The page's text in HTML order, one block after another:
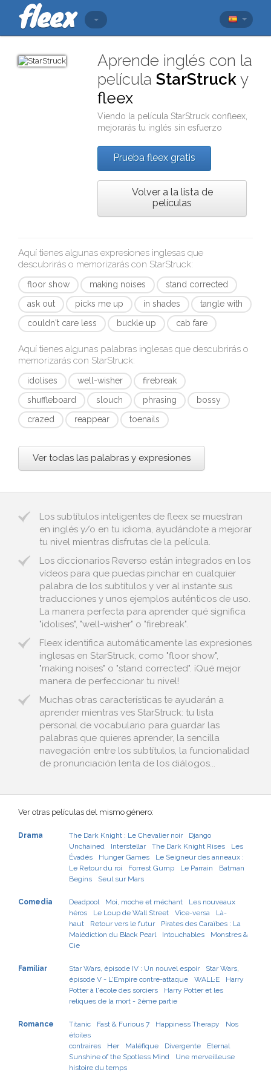
Aprende inglés con la
películaStarStruck y
fleex
Viendo la película StarStruck confleex
mejorarás tu inglés sin esfuerzo
Prueba fleex gratis
Volver a la lista de
películas
Aquí tienes algunas expresiones inglesas que
descubrirás o memorizarás con StarStruck:
floor show making noises
stand corrected
ask out
picks me up in shades
tangle with
couldn't care less
buckle up cab fare
Aquí tienes algunas palabras inglesas que descubrirás o
memorizarás con StarStruck:
idolises well-wisher
firebreak
shuffleboard
slouch phrasing
bossy
crazed
reappear toenails
Ver todas las palabras y expresiones
Los subtítulos inteligentes de fleex se muestran
en inglés y/o en tu idioma, ayudándote a mejorar
tu nivel mientras disfrutas de la película.
Los diccionarios Reverso están integrados en los
vídeos para que puedas pinchar en cualquier
palabra de los subtítulos y ver al instante sus
traducciones y unos ejemplos auténticos de uso.
La manera perfecta para aprender qué significa
"idolises", "well-wisher" o "firebreak".
Fleex identifica automáticamente las expresiones
inglesas en StarStruck, como "floor show",
"making noises" o "stand corrected". ¡Qué mejor
manera de perfeccionar tu nivel!
Muchas otras características te ayudarán a
aprender mientras ves StarStruck: tu lista
personal de vocabulario para guardar las
palabras que quieres aprender, la sencilla
navegación entre los subtítulos, la funcionalidad
de pronunciación lenta de los diálogos...
Ver otras películas del mismo género:
Drama The Dark Knight : Le Chevalier noir
Django
Unchained
Interstellar The Dark Knight Rises
Les
Évadés
Hunger Games
Le Seigneur des anneaux :
Le Retour du roi
Forrest Gump Le Parrain
Batman
Begins
Seul sur Mars
Comedia Deadpool Moi, moche et méchant
Les nouveaux
héros
Le Loup de Wall Street Vice-versa
Là-
haut
Retour vers le futur
Pirates des Caraïbes : La
Malédiction du Black Pearl
Intouchables
Monstres &
Cie
Familiar Star Wars, épisode IV : Un nouvel espoir
Star Wars,
épisode V - L'Empire contre-attaque
WALL·E
Harry
Potter à l'école des sorciers
Harry Potter et les
reliques de la mort - 2ème partie
Romance Titanic Fast & Furious 7 Happiness Therapy
Nos
étoiles
contraires
Her Maléfique Divergente
Eternal
Sunshine of the Spotless Mind
Une merveilleuse
histoire du temps